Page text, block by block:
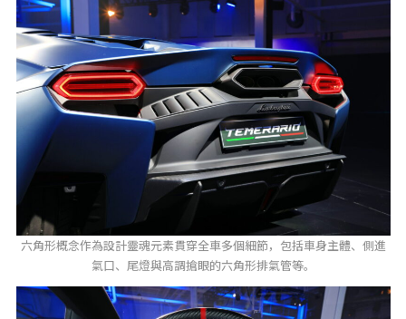
六角形概念作為設計靈魂元素貫穿全車多個細節，包括車身主體、側進
氣口、尾燈與高調搶眼的六角形排氣管等。